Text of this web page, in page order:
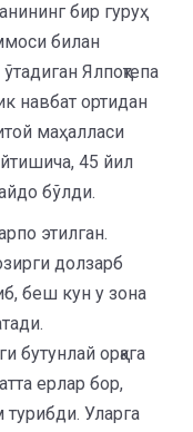
бир гуруҳ
билан
Ялпоқтепа
навбат ортидан
маҳалласи
45 йил
бўлди.
этилган.
долзарб
беш кун у зона
бутунлай орқага
ерлар бор,
Уларга